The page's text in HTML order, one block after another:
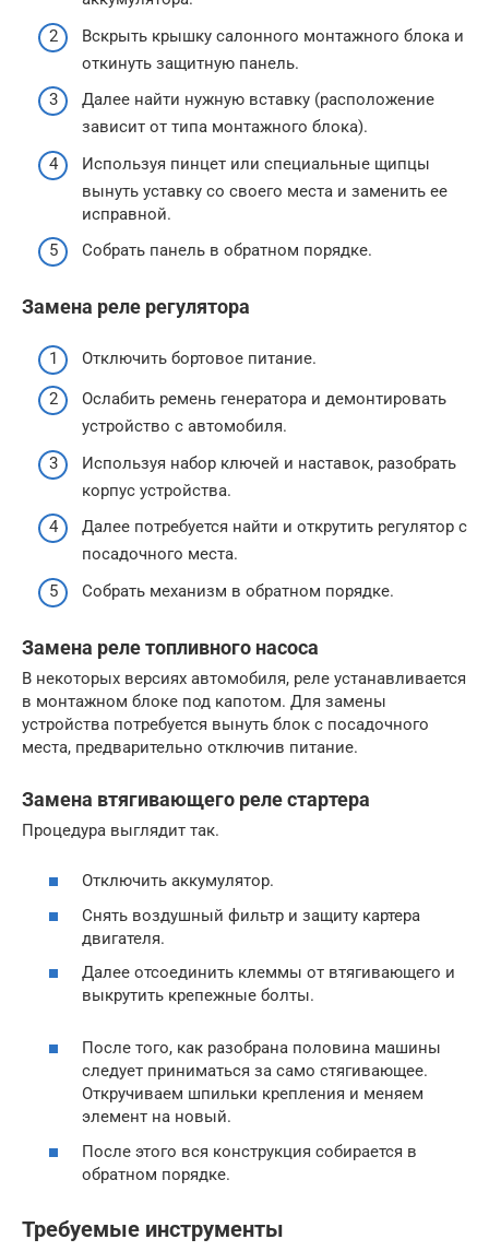
Вскрыть крышку салонного монтажного блока и
откинуть защитную панель.
Далее найти нужную вставку (расположение
зависит от типа монтажного блока).
Используя пинцет или специальные щипцы
вынуть уставку со своего места и заменить ее
исправной.
Собрать панель в обратном порядке.
Замена реле регулятора
Отключить бортовое питание.
Ослабить ремень генератора и демонтировать
устройство с автомобиля.
Используя набор ключей и наставок, разобрать
корпус устройства.
Далее потребуется найти и открутить регулятор с
посадочного места.
Собрать механизм в обратном порядке.
Замена реле топливного насоса
В некоторых версиях автомобиля, реле устанавливается
в монтажном блоке под капотом. Для замены
устройства потребуется вынуть блок с посадочного
места, предварительно отключив питание.
Замена втягивающего реле стартера
Процедура выглядит так.
Отключить аккумулятор.
Снять воздушный фильтр и защиту картера
двигателя.
Далее отсоединить клеммы от втягивающего и
выкрутить крепежные болты.
После того, как разобрана половина машины
следует приниматься за само стягивающее.
Откручиваем шпильки крепления и меняем
элемент на новый.
После этого вся конструкция собирается в
обратном порядке.
Требуемые инструменты